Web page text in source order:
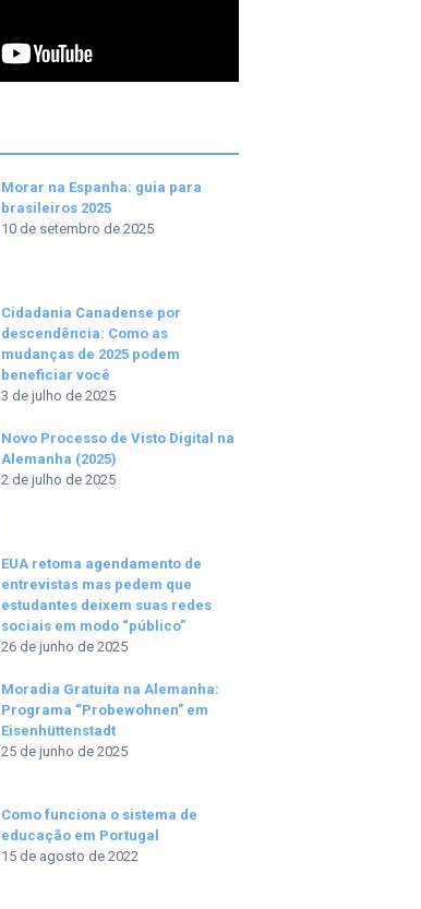
Morar na Espanha: guia para
brasileiros 2025
10 de setembro de 2025
Cidadania Canadense por
descendência: Como as
mudanças de 2025 podem
beneficiar você
3 de julho de 2025
Novo Processo de Visto Digital na
Alemanha (2025)
2 de julho de 2025
EUA retoma agendamento de
entrevistas mas pedem que
estudantes deixem suas redes
sociais em modo “público”
26 de junho de 2025
Moradia Gratuita na Alemanha:
Programa “Probewohnen” em
Eisenhüttenstadt
25 de junho de 2025
Como funciona o sistema de
educação em Portugal
15 de agosto de 2022